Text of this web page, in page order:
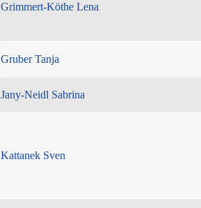
Grimmert-Köthe Lena
Gruber Tanja
Jany-Neidl Sabrina
Kattanek Sven